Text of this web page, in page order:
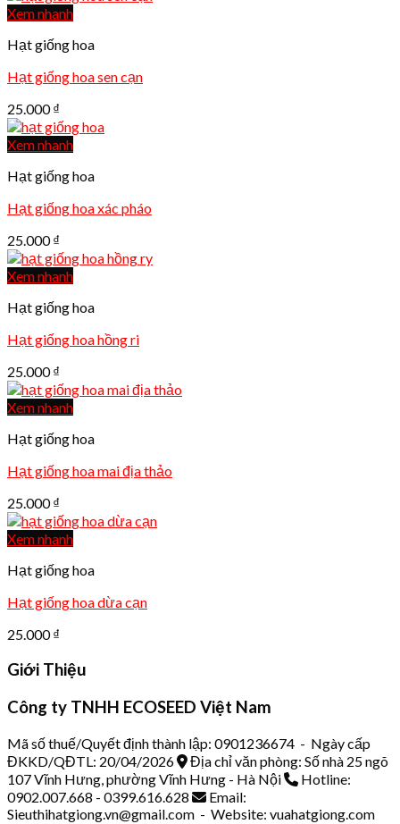
Xem nhanh
Hạt giống hoa
Hạt giống hoa sen cạn
25.000₫
Xem nhanh
Hạt giống hoa
Hạt giống hoa xác pháo
25.000₫
Xem nhanh
Hạt giống hoa
Hạt giống hoa hồng ri
25.000₫
Xem nhanh
Hạt giống hoa
Hạt giống hoa mai địa thảo
25.000₫
Xem nhanh
Hạt giống hoa
Hạt giống hoa dừa cạn
25.000₫
Giới Thiệu
Công ty TNHH ECOSEED Việt Nam
Mã số thuế/Quyết định thành lập: 0901236674 - Ngày cấp
ĐKKD/QĐTL: 20/04/2026
Địa chỉ văn phòng: Số nhà 25 ngõ
107 Vĩnh Hưng, phường Vĩnh Hưng - Hà Nội
Hotline:
0902.007.668 - 0399.616.628
Email:
Sieuthihatgiong.vn@gmail.com - Website: vuahatgiong.com